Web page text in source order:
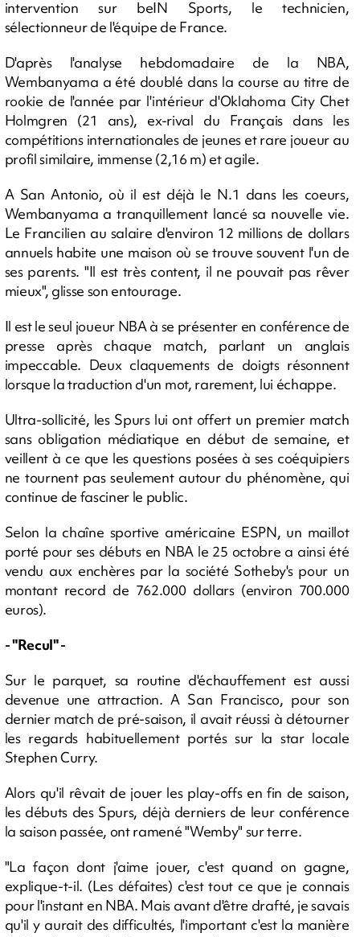
intervention sur beIN Sports, le technicien,
sélectionneur de l'équipe de France.
D'après l'analyse hebdomadaire de la NBA,
Wembanyama a été doublé dans la course au titre de
rookie de l'année par l'intérieur d'Oklahoma City Chet
Holmgren (21 ans), ex-rival du Français dans les
compétitions internationales de jeunes et rare joueur au
profil similaire, immense (2,16 m) et agile.
A San Antonio, où il est déjà le N.1 dans les coeurs,
Wembanyama a tranquillement lancé sa nouvelle vie.
Le Francilien au salaire d'environ 12 millions de dollars
annuels habite une maison où se trouve souvent l'un de
ses parents. "Il est très content, il ne pouvait pas rêver
mieux", glisse son entourage.
Il est le seul joueur NBA à se présenter en conférence de
presse après chaque match, parlant un anglais
impeccable. Deux claquements de doigts résonnent
lorsque la traduction d'un mot, rarement, lui échappe.
Ultra-sollicité, les Spurs lui ont offert un premier match
sans obligation médiatique en début de semaine, et
veillent à ce que les questions posées à ses coéquipiers
ne tournent pas seulement autour du phénomène, qui
continue de fasciner le public.
Selon la chaîne sportive américaine ESPN, un maillot
porté pour ses débuts en NBA le 25 octobre a ainsi été
vendu aux enchères par la société Sotheby's pour un
montant record de 762.000 dollars (environ 700.000
euros).
- "Recul" -
Sur le parquet, sa routine d'échauffement est aussi
devenue une attraction. A San Francisco, pour son
dernier match de pré-saison, il avait réussi à détourner
les regards habituellement portés sur la star locale
Stephen Curry.
Alors qu'il rêvait de jouer les play-offs en fin de saison,
les débuts des Spurs, déjà derniers de leur conférence
la saison passée, ont ramené "Wemby" sur terre.
"La façon dont j'aime jouer, c'est quand on gagne,
explique-t-il. (Les défaites) c'est tout ce que je connais
pour l'instant en NBA. Mais avant d'être drafté, je savais
qu'il y aurait des difficultés, l'important c'est la manière